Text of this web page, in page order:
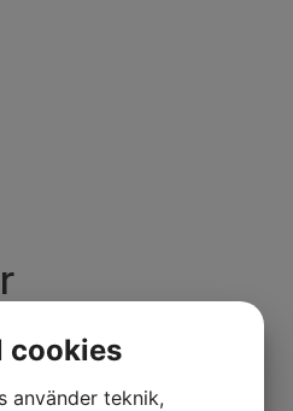
ökade
cookies
använder teknik,